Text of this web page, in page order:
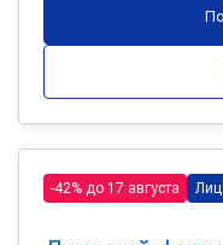
-42% до 17 августа